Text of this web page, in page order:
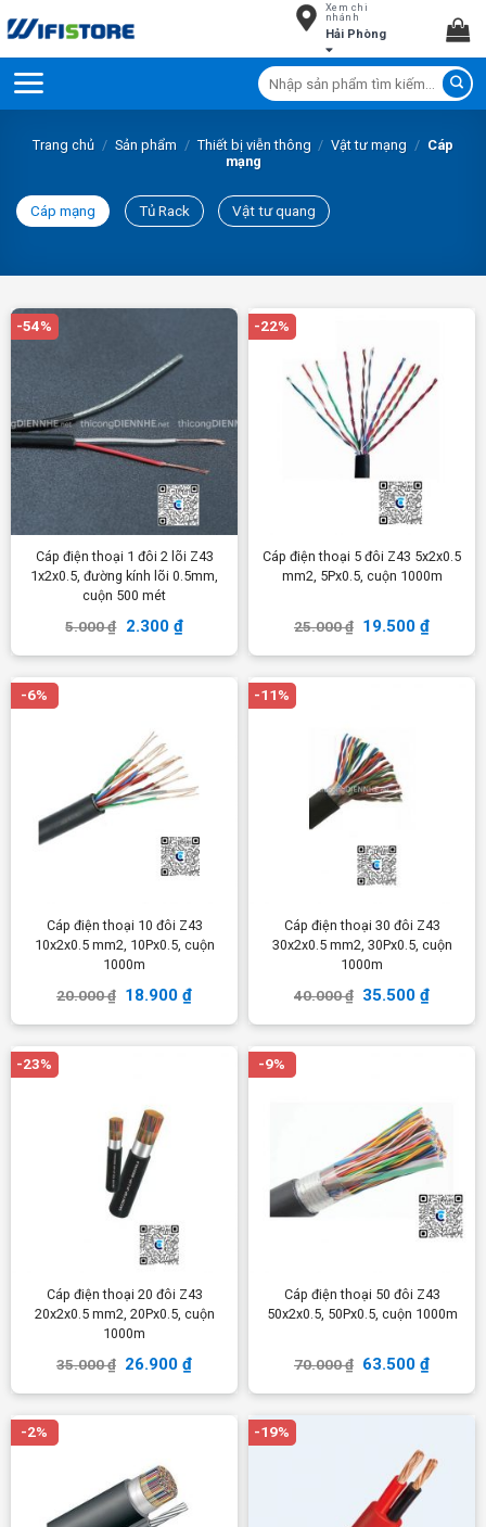
to
Xem chi
nhánh
Hải Phòng
Tìm
kiếm:
Trang chủ / Sản phẩm / Thiết bị viễn thông / Vật tư mạng / Cáp
mạng
Cáp mạng Tủ Rack Vật tư quang
-54%
Cáp điện thoại 1 đôi 2 lõi Z43
1x2x0.5, đường kính lõi 0.5mm,
cuộn 500 mét
5.000₫ 2.300 ₫
-22%
Cáp điện thoại 5 đôi Z43 5x2x0.5
mm2, 5Px0.5, cuộn 1000m
25.000₫ 19.500₫
-6%
Cáp điện thoại 10 đôi Z43
10x2x0.5 mm2, 10Px0.5, cuộn
1000m
20.000₫ 18.900₫
-11%
Cáp điện thoại 30 đôi Z43
30x2x0.5 mm2, 30Px0.5, cuộn
1000m
40.000₫ 35.500₫
-23%
Cáp điện thoại 20 đôi Z43
20x2x0.5 mm2, 20Px0.5, cuộn
1000m
35.000₫ 26.900₫
-9%
Cáp điện thoại 50 đôi Z43
50x2x0.5, 50Px0.5, cuộn 1000m
70.000₫ 63.500₫
-2% -19%